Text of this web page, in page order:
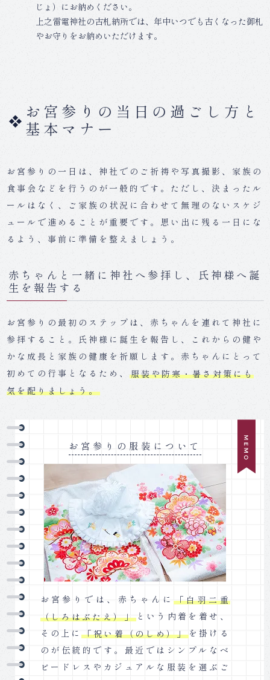
じょ）にお納めください。
上之雷電神社の古札納所では、年中いつでも古くなった御札
やお守りをお納めいただけます。
お宮参りの当日の過ごし方と
基本マナー
お宮参りの一日は、神社でのご祈祷や写真撮影、家族の
食事会などを行うのが一般的です。ただし、決まったル
ールはなく、ご家族の状況に合わせて無理のないスケジ
ュールで進めることが重要です。思い出に残る一日にな
るよう、事前に準備を整えましょう。
赤ちゃんと一緒に神社へ参拝し、氏神様へ誕
生を報告する
お宮参りの最初のステップは、赤ちゃんを連れて神社に
参拝すること。氏神様に誕生を報告し、これからの健や
かな成長と家族の健康を祈願します。赤ちゃんにとって
初めての行事となるため、
服装や防寒・暑さ対策にも
気を配りましょう。
お宮参りの服装について
お宮参りでは、赤ちゃんに「白羽二重
（しろはぶたえ）」という内着を着せ、
その上に「祝い着（のしめ）」を掛ける
のが伝統的です。最近ではシンプルなベ
ビードレスやカジュアルな服装を選ぶご